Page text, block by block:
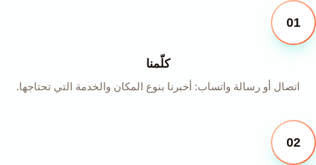
01
كلّمنا
اتصال أو رسالة واتساب: أخبرنا بنوع المكان والخدمة التي تحتاجها.
02